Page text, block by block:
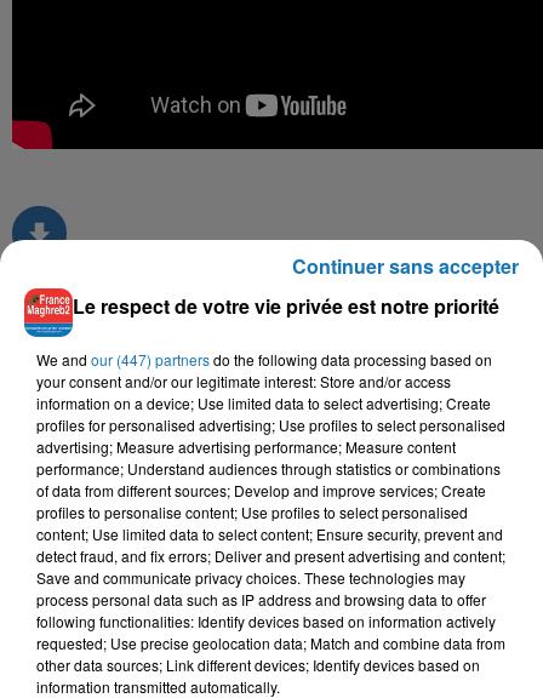
TITRES DIFFUSÉS
12h29
12h29
DHURATA DORA,
SOOLKING
Zemer
12h25
12h25
BILEL TACCHINI, KAYNA
SAMET
Ena Wiyek
12h17
12h17
MALIKA DOMRANE
Fkigh Ak Ssura
Le respect de votre vie privée est notre priorité
We and our (447) partnersdo the following data processing based on
your consent and/or our legitimate interest: Store and/or access
information on a device; Use limited data to select advertising; Create
profiles for personalised advertising; Use profiles to select personalised
advertising; Measure advertising performance; Measure content
performance; Understand audiences through statistics or combinations
of data from different sources; Develop and improve services; Create
profiles to personalise content; Use profiles to select personalised
content; Use limited data to select content; Ensure security, prevent and
detect fraud, and fix errors; Deliver and present advertising and content;
Save and communicate privacy choices. These technologies may
process personal data such as IP address and browsing data to offer
following functionalities: Identify devices based on information actively
requested; Use precise geolocation data; Match and combine data from
other data sources; Link different devices; Identify devices based on
information transmitted automatically.
Continuer sans accepter